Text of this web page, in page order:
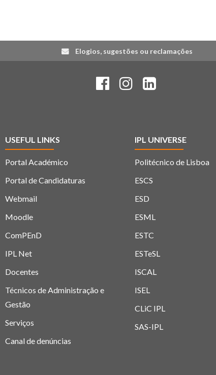
Elogios, sugestões ou reclamações
USEFUL LINKS
Portal Académico
Portal de Candidaturas
Webmail
Moodle
ComPEnD
IPL Net
Docentes
Técnicos de Administração e
Gestão
Serviços
Canal de denúncias
IPL UNIVERSE
Politécnico de Lisboa
ESCS
ESD
ESML
ESTC
ESTeSL
ISCAL
ISEL
CLiC IPL
SAS-IPL